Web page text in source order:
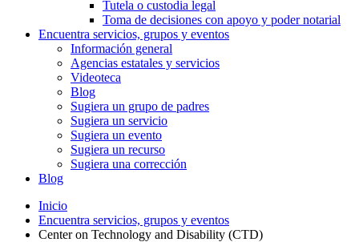
Tutela o custodia legal
Toma de decisiones con apoyo y poder notarial
Encuentra servicios, grupos y eventos
Información general
Agencias estatales y servicios
Videoteca
Blog
Sugiera un grupo de padres
Sugiera un servicio
Sugiera un evento
Sugiera un recurso
Sugiera una corrección
Blog
Inicio
Encuentra servicios, grupos y eventos
Center on Technology and Disability (CTD)